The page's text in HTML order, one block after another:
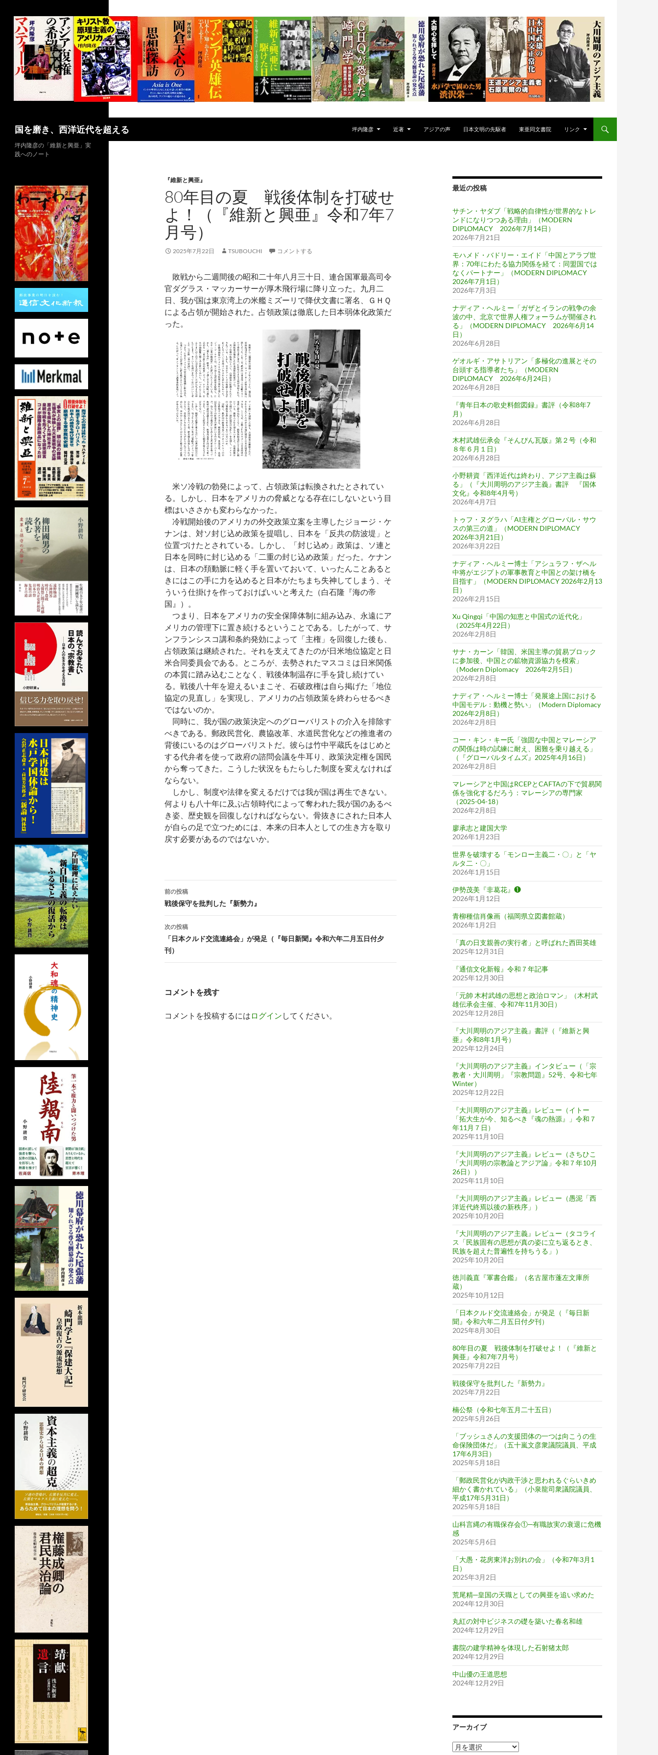
国を磨き、西洋近代を超える 坪内隆彦 近著 アジアの声 日本文明の先駆者 東亜同文書院 リンク
『維新と興亜』
80年目の夏 戦後体制を打破せ
よ！（『維新と興亜』令和7年7
月号）
2025年7月22日 TSUBOUCHI コメントする
敗戦から二週間後の昭和二十年八月三十日、連合国軍最高司令
官ダグラス・マッカーサーが厚木飛行場に降り立った。九月二
日、我が国は東京湾上の米艦ミズーリで降伏文書に署名、ＧＨＱ
による占領が開始された。占領政策は徹底した日本弱体化政策だ
った。
米ソ冷戦の勃発によって、占領政策は転換されたとされてい
る。しかし、日本をアメリカの脅威となる存在にしないという目
標はいささかも変わらなかった。
冷戦開始後のアメリカの外交政策立案を主導したジョージ・ケ
ナンは、対ソ封じ込め政策を提唱し、日本を「反共の防波堤」と
位置づけたとされている。しかし、「封じ込め」政策は、ソ連と
日本を同時に封じ込める「二重の封じ込め政策」だった。ケナン
は、日本の頚動脈に軽く手を置いておいて、いったんことあると
きにはこの手に力を込めると日本がたちまち失神してしまう、そ
ういう仕掛けを作っておけばいいと考えた（白石隆『海の帝
国』）。
つまり、日本をアメリカの安全保障体制に組み込み、永遠にア
メリカの管理下に置き続けるということである。したがって、サ
ンフランシスコ講和条約発効によって「主権」を回復した後も、
占領政策は継続された。それを支えてきたのが日米地位協定と日
米合同委員会である。ところが、去勢されたマスコミは日米関係
の本質に踏み込むことなく、戦後体制温存に手を貸し続けてい
る。戦後八十年を迎えるいまこそ、石破政権は自ら掲げた「地位
協定の見直し」を実現し、アメリカの占領政策を終わらせるべき
ではないのか。
同時に、我が国の政策決定へのグローバリストの介入を排除す
べきである。郵政民営化、農協改革、水道民営化などの推進者の
背後にいるのはグローバリストだ。彼らは竹中平蔵氏をはじめと
する代弁者を使って政府の諮問会議を牛耳り、政策決定権を国民
から奪ってきた。こうした状況をもたらした制度を変えなければ
ならない。
しかし、制度や法律を変えるだけでは我が国は再生できない。
何よりも八十年に及ぶ占領時代によって奪われた我が国のあるべ
き姿、歴史観を回復しなければならない。骨抜きにされた日本人
が自らの足で立つためには、本来の日本人としての生き方を取り
戻す必要があるのではないか。
投
稿
ナ
ビ
ゲ
シ
前の投稿
戦後保守を批判した『新勢力』
次の投稿
「日本クルド交流連絡会」が発足（『毎日新聞』令和六年二月五日付夕
刊）
コメントを残す
コメントを投稿するには ログイン してください。
最近の投稿
サチン・ヤダブ「戦略的自律性が世界的なトレ
ンドになりつつある理由」（MODERN
DIPLOMACY 2026年7月14日）
2026年7月21日
モハメド・バドリー・エイド「中国とアラブ世
界：70年にわたる協力関係を経て：同盟国では
なくパートナー」（MODERN DIPLOMACY
2026年7月1日）
2026年7月3日
ナディア・ヘルミー「ガザとイランの戦争の余
波の中、北京で世界人権フォーラムが開催され
る」（MODERN DIPLOMACY 2026年6月14
日）
2026年6月28日
ゲオルギ・アサトリアン「多極化の進展とその
台頭する指導者たち」（MODERN
DIPLOMACY 2026年6月24日）
2026年6月28日
『青年日本の歌史料館図録』書評（令和8年7
月）
2026年6月28日
木村武雄伝承会『そんぴん瓦版』第２号（令和
８年６月１日）
2026年6月28日
小野耕資「西洋近代は終わり、アジア主義は蘇
る」（『大川周明のアジア主義』書評 『国体
文化』令和8年4月号）
2026年4月7日
トゥフ・ヌグラハ「AI主権とグローバル・サウ
スの第三の道」（MODERN DIPLOMACY
2026年3月21日）
2026年3月22日
ナディア・ヘルミー博士「アシュラフ・ザヘル
中将がエジプトの軍事教育と中国との架け橋を
目指す」（MODERN DIPLOMACY 2026年2月13
日）
2026年2月15日
Xu Qingqi「中国の知恵と中国式の近代化」
（2025年4月22日）
2026年2月8日
サナ・カーン「韓国、米国主導の貿易ブロック
に参加後、中国との鉱物資源協力を模索」
（Modern Diplomacy 2026年2月5日）
2026年2月8日
ナディア・ヘルミー博士「発展途上国における
中国モデル：動機と勢い」（Modern Diplomacy
2026年2月8日）
2026年2月8日
コー・キン・キー氏「強固な中国とマレーシア
の関係は時の試練に耐え、困難を乗り越える」
（『グローバルタイムズ』2025年4月16日）
2026年2月8日
マレーシアと中国はRCEPとCAFTAの下で貿易関
係を強化するだろう：マレーシアの専門家
（2025-04-18）
2026年2月8日
廖承志と建国大学
2026年1月23日
世界を破壊する「モンロー主義二・〇」と「ヤ
ルタ二・〇」
2026年1月15日
伊勢茂美『非葛花』❶
2026年1月12日
青柳種信肖像画（福岡県立図書館蔵）
2026年1月2日
「真の日支親善の実行者」と呼ばれた西田英雄
2025年12月31日
『通信文化新報』令和７年記事
2025年12月30日
「元帥 木村武雄の思想と政治ロマン」（木村武
雄伝承会主催、令和7年11月30日）
2025年12月28日
『大川周明のアジア主義』書評（『維新と興
亜』令和8年1月号）
2025年12月24日
『大川周明のアジア主義』インタビュー（「宗
教者・大川周明」『宗教問題』52号、令和七年
Winter）
2025年12月22日
『大川周明のアジア主義』レビュー（イトー
「拓大生が今、知るべき『魂の熱源』」令和７
年11月７日）
2025年11月10日
『大川周明のアジア主義』レビュー（さちひこ
「大川周明の宗教論とアジア論」令和７年10月
26日））
2025年11月10日
『大川周明のアジア主義』レビュー（愚泥「西
洋近代終焉以後の新秩序」）
2025年10月20日
『大川周明のアジア主義』レビュー（タコライ
ス「民族固有の思想が真の姿に立ち返るとき、
民族を超えた普遍性を持ちうる」）
2025年10月20日
徳川義直『軍書合鑑』（名古屋市蓬左文庫所
蔵）
2025年10月12日
「日本クルド交流連絡会」が発足（『毎日新
聞』令和六年二月五日付夕刊）
2025年8月30日
80年目の夏 戦後体制を打破せよ！（『維新と
興亜』令和7年7月号）
2025年7月22日
戦後保守を批判した『新勢力』
2025年7月22日
楠公祭（令和七年五月二十五日）
2025年5月26日
「ブッシュさんの支援団体の一つは向こうの生
命保険団体だ」（五十嵐文彦衆議院議員、平成
17年6月3日）
2025年5月18日
「郵政民営化が内政干渉と思われるぐらいきめ
細かく書かれている」（小泉龍司衆議院議員、
平成17年5月31日）
2025年5月18日
山科言縄の有職保存会①─有職故実の衰退に危機
感
2025年5月6日
「大愚・花房東洋お別れの会」（令和7年3月1
日）
2025年3月2日
荒尾精─皇国の天職としての興亜を追い求めた
2024年12月30日
丸紅の対中ビジネスの礎を築いた春名和雄
2024年12月29日
書院の建学精神を体現した石射猪太郎
2024年12月29日
中山優の王道思想
2024年12月29日
アーカイブ
ア
坪内隆彦の「維新と興亜」実
践へのノート